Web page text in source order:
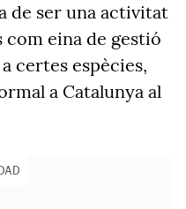
de ser una activitat
eina de gestió
certes espècies,
a Catalunya al